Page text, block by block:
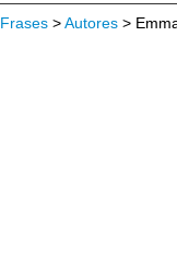
Frases >Autores >